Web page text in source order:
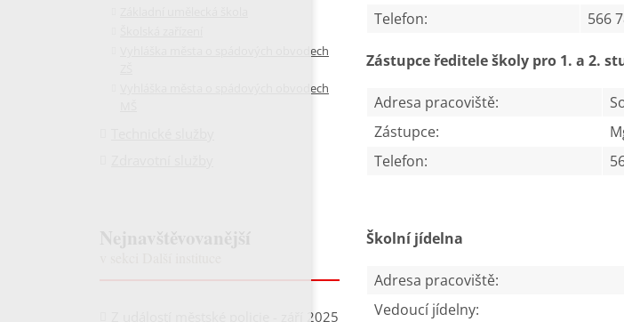
Telefon:
566
Zástupce ředitele školy pro 1. a 2.
Adresa pracoviště:
Zástupce:
Telefon:
Školní jídelna
Adresa pracoviště:
Vedoucí jídelny:
Vyhláška města o spádových obvodech
Vyhláška města o spádových obvodech
Z událostí městské policie - září 2025